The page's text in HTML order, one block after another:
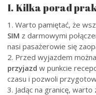
I. Kilka porad
1. Warto pamiętać, że
SIM z darmowymi
nasi pasażerowie się
2. Przed wyjazdem
przyjazd w punkcie
czasu i pozwoli
3. Jadąc na granicę,